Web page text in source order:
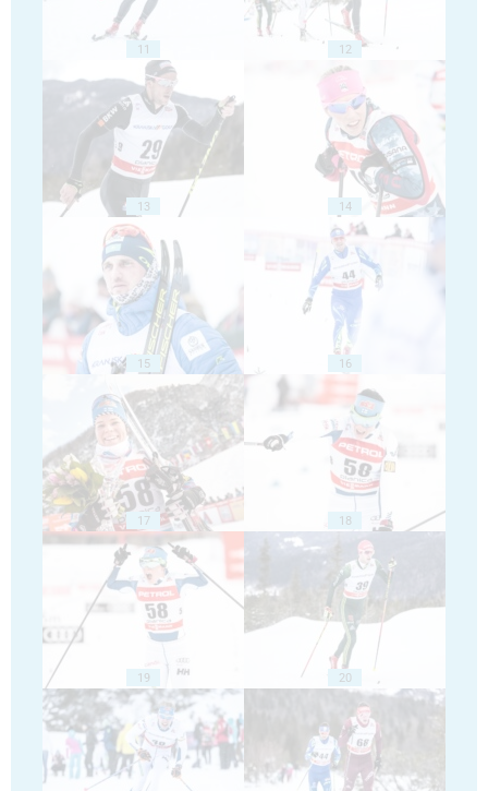
11 12
13 14
15 16
17 18
19 20